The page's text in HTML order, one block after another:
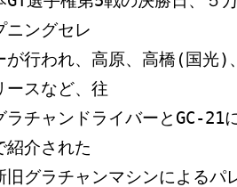
ニングセレ
が行われ、高原、高橋(国光)
ースなど、往
ラチャンドライバーとGC-21
紹介された
旧グラチャンマシンによるパ